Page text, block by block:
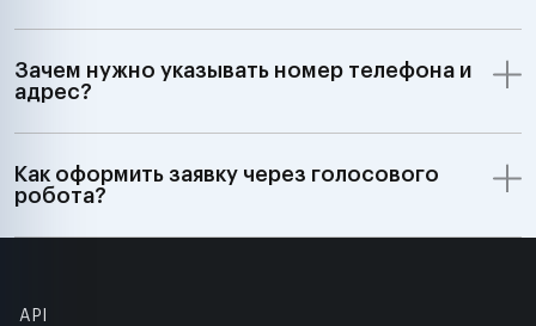
Зачем нужно указывать номер телефона и
адрес?
Как оформить заявку через голосового
робота?
API